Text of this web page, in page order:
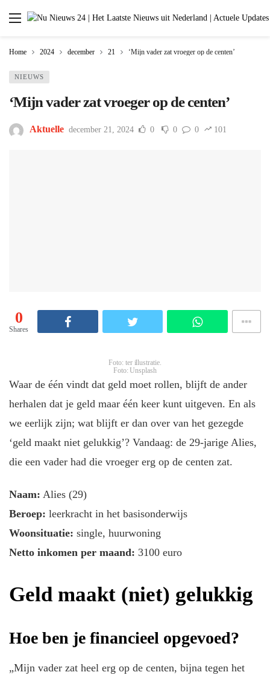
Home 2024 december 21 ‘Mijn vader zat vroeger op de centen’
NIEUWS
‘Mijn vader zat vroeger op de centen’
Aktuelle december 21, 2024 0 0 0 101
0
Shares
Foto: ter illustratie.
Foto: Unsplash
Waar de één vindt dat geld moet rollen, blijft de ander
herhalen dat je geld maar één keer kunt uitgeven. En als
we eerlijk zijn; wat blijft er dan over van het gezegde
‘geld maakt niet gelukkig’? Vandaag: de 29-jarige Alies,
die een vader had die vroeger erg op de centen zat.
Naam: Alies (29)
Beroep: leerkracht in het basisonderwijs
Woonsituatie: single, huurwoning
Netto inkomen per maand: 3100 euro
Geld maakt (niet) gelukkig
Hoe ben je financieel opgevoed?
„Mijn vader zat heel erg op de centen, bijna tegen het